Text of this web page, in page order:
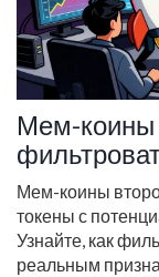
Мем-коины
остаться
Мем-коины
токены с
Узнайте, как
реальным